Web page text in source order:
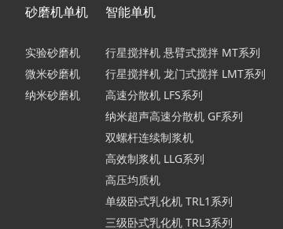
砂磨机单机
实验砂磨机
微米砂磨机
纳米砂磨机
智能单机
行星搅拌机 悬臂式搅拌 MT系列
行星搅拌机 龙门式搅拌 LMT系列
高速分散机 LFS系列
纳米超声高速分散机 GF系列
双螺杆连续制浆机
高效制浆机 LLG系列
高压均质机
单级卧式乳化机 TRL1系列
三级卧式乳化机 TRL3系列